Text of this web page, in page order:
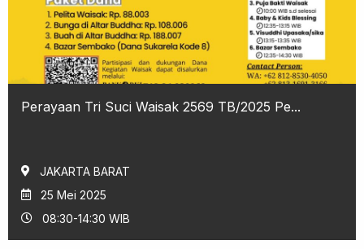
Perayaan Tri Suci Waisak 2569 TB/2025 Pe...
JAKARTA BARAT
25 Mei 2025
08:30-14:30 WIB